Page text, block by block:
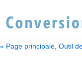
« Page principale, Outil